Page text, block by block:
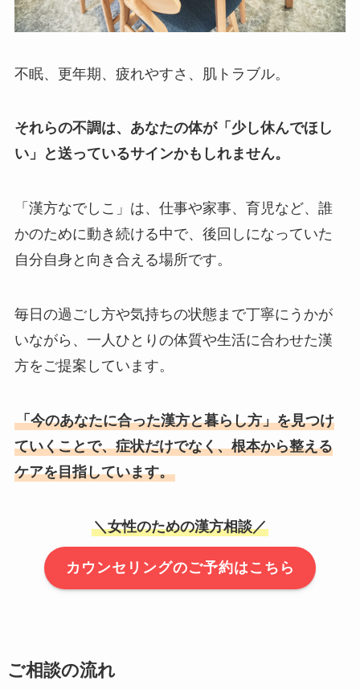
不眠、更年期、疲れやすさ、肌トラブル。
それらの不調は、あなたの体が「少し休んでほし
い」と送っているサインかもしれません。
「漢方なでしこ」は、仕事や家事、育児など、誰
かのために動き続ける中で、後回しになっていた
自分自身と向き合える場所です。
毎日の過ごし方や気持ちの状態まで丁寧にうかが
いながら、一人ひとりの体質や生活に合わせた漢
方をご提案しています。
「今のあなたに合った漢方と暮らし方」を見つけ
ていくことで、症状だけでなく、根本から整える
ケアを目指しています。
＼女性のための漢方相談／
カウンセリングのご予約はこちら
ご相談の流れ